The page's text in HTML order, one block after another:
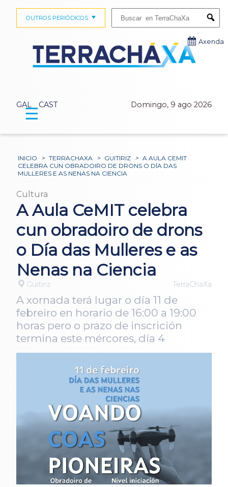
GAL CAST Domingo, 9 ago 2026
OUTROS PERIÓDICOS
Axenda
☰
INICIO > TERRACHAXA > GUITIRIZ > A AULA CEMIT
CELEBRA CUN OBRADOIRO DE DRONS O DÍA DAS
MULLERES E AS NENAS NA CIENCIA
Cultura
A Aula CeMIT celebra
cun obradoiro de drons
o Día das Mulleres e as
Nenas na Ciencia
Guitiriz TerraChaXa
A xornada terá lugar o día 11 de
febreiro en horario de 16:00 a 19:00
horas pero o prazo de inscrición
termina este mércores, día 4